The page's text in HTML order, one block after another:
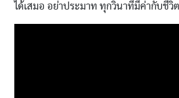
ได้เสมอ อย่าประมาท ทุกวินาทีมีค่ากับชีวิ